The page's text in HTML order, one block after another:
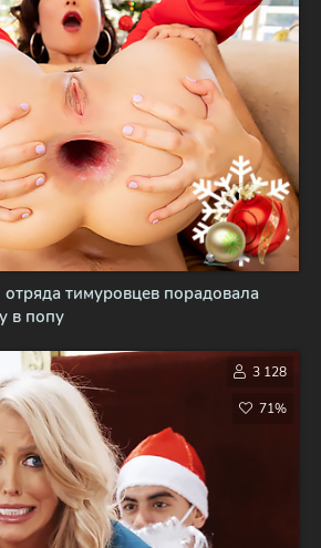
тимуровцев порадовала
в попу
3 128
71%